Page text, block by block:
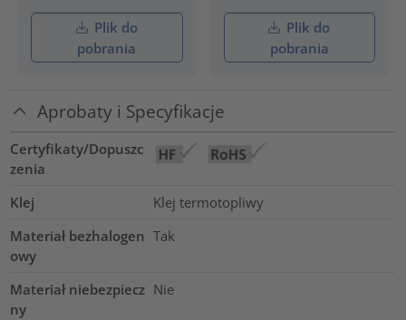
Plik do
pobrania
Plik do
pobrania
Aprobaty i Specyfikacje
Certyfikaty/Dopuszc
zenia
Klej
Klej termotopliwy
Materiał bezhalogen
owy
Tak
Materiał niebezpiecz
ny
Nie